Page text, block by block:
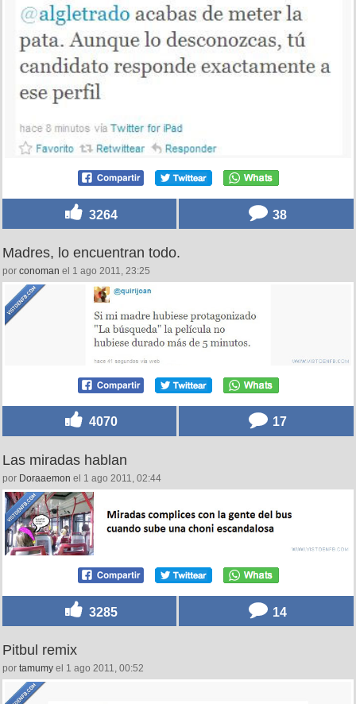
3264 38
Madres, lo encuentran todo.
por conoman el 1 ago 2011, 23:25
4070 17
Las miradas hablan
por Doraaemon el 1 ago 2011, 02:44
3285 14
Pitbul remix
por tamumy el 1 ago 2011, 00:52